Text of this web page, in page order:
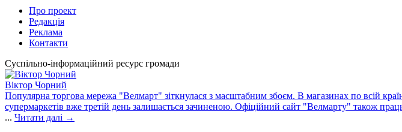
Про проект
Редакція
Реклама
Контакти
Суспільно-інформаційний ресурс громади
Віктор Чорний
Популярна торгова мережа "Велмарт" зіткнулася з масштабним збоєм. В магазинах по всій
супермаркетів вже третій день залишається зачиненою. Офіційний сайт "Велмарту" також
... Читати далі →